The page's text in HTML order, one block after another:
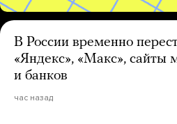
В России временно
«Яндекс», «Макс», сайты
и банков
час назад